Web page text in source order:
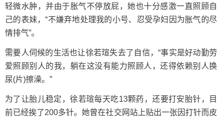
轻微水肿，并由于胀气不停放屁，她也十分感激一直照顾自
己的表妹，“不嫌弃地处理我的小号、忍受孕妇因为胀气的尽
情排气”。
需要人伺候的生活也让徐若瑄失去了自信，“事实是好动勤劳
爱照顾别人的我，躺在这没有能力照顾人，还得依赖别人换
尿(片)擦澡。”
为了让胎儿稳定，徐若瑄每天吃13颗药，还要打安胎针，目
前已经挨了200多针。她曾在社交网站上贴出一张因打针而皮